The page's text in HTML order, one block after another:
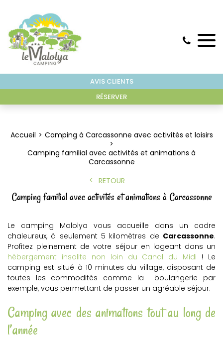
AVIS CLIENTS
RÉSERVER
Accueil
Camping à Carcassonne avec activités et loisirs
Camping familial avec activités et animations à
Carcassonne
RETOUR
Camping familial avec activités et animations à Carcassonne
Le camping Malolya vous accueille dans un cadre
chaleureux, à seulement 5 kilomètres de Carcassonne.
Profitez pleinement de votre séjour en logeant dans un
hébergement insolite non loin du Canal du Midi ! Le
camping est situé à 10 minutes du village, disposant de
toutes les commodités comme la boulangerie par
exemple, vous permettant de passer un agréable séjour.
Camping avec des animations tout au long de
l’année